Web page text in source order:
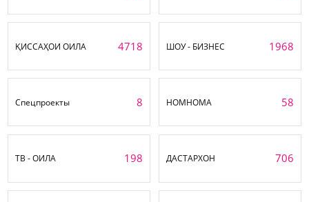
ҚИССАҲОИ ОИЛА 4718 ШОУ - БИЗНЕС 1968
Спецпроекты 8 НОМНОМА 58
ТВ - ОИЛА 198 ДАСТАРХОН 706